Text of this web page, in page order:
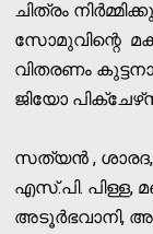
ചിത്രം
സോമുവിന്റെ
വിതരണം
ജിയോ
സത്യന്‍ , ശാരദ,
എസ്.പി. പിള്ള,
അടൂര്‍ഭവാനി,